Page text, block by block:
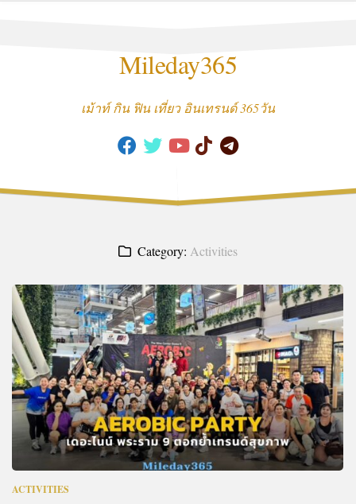
Mileday365
เม้าท์ กิน ฟิน เที่ยว อินเทรนด์ 365วัน
Category: Activities
ACTIVITIES